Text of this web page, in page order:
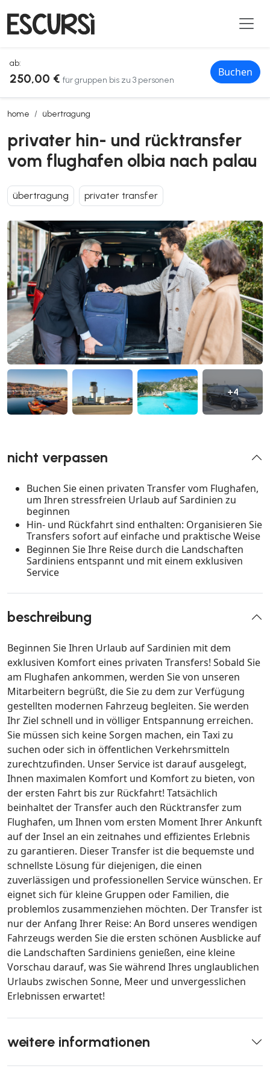
ab:
250,00 € für gruppen bis zu 3 personen
Buchen
home übertragung
privater hin- und rücktransfer vom flughafen olbia nach palau
privater hin- und rücktransfer
vom flughafen olbia nach palau
übertragung privater transfer
+4
nicht verpassen
Buchen Sie einen privaten Transfer vom Flughafen,
um Ihren stressfreien Urlaub auf Sardinien zu
beginnen
Hin- und Rückfahrt sind enthalten: Organisieren Sie
Transfers sofort auf einfache und praktische Weise
Beginnen Sie Ihre Reise durch die Landschaften
Sardiniens entspannt und mit einem exklusiven
Service
beschreibung
Beginnen Sie Ihren Urlaub auf Sardinien mit dem
exklusiven Komfort eines privaten Transfers! Sobald Sie
am Flughafen ankommen, werden Sie von unseren
Mitarbeitern begrüßt, die Sie zu dem zur Verfügung
gestellten modernen Fahrzeug begleiten. Sie werden
Ihr Ziel schnell und in völliger Entspannung erreichen.
Sie müssen sich keine Sorgen machen, ein Taxi zu
suchen oder sich in öffentlichen Verkehrsmitteln
zurechtzufinden. Unser Service ist darauf ausgelegt,
Ihnen maximalen Komfort und Komfort zu bieten, von
der ersten Fahrt bis zur Rückfahrt! Tatsächlich
beinhaltet der Transfer auch den Rücktransfer zum
Flughafen, um Ihnen vom ersten Moment Ihrer Ankunft
auf der Insel an ein zeitnahes und effizientes Erlebnis
zu garantieren. Dieser Transfer ist die bequemste und
schnellste Lösung für diejenigen, die einen
zuverlässigen und professionellen Service wünschen. Er
eignet sich für kleine Gruppen oder Familien, die
problemlos zusammenziehen möchten. Der Transfer ist
nur der Anfang Ihrer Reise: An Bord unseres wendigen
Fahrzeugs werden Sie die ersten schönen Ausblicke auf
die Landschaften Sardiniens genießen, eine kleine
Vorschau darauf, was Sie während Ihres unglaublichen
Urlaubs zwischen Sonne, Meer und unvergesslichen
Erlebnissen erwartet!
weitere informationen